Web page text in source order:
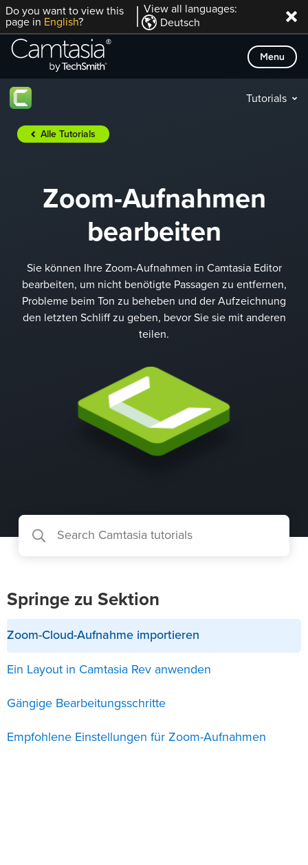
Direkt
zum
Inhalt
Do you want to view this
page in English?
View all languages:
Deutsch
Menu
Tutorials
Alle Tutorials
Zoom-Aufnahmen
bearbeiten
Sie können Ihre Zoom-Aufnahmen in Camtasia Editor
bearbeiten, um nicht benötigte Passagen zu entfernen,
Probleme beim Ton zu beheben und der Aufzeichnung
den letzten Schliff zu geben, bevor Sie sie mit anderen
teilen.
Springe zu Sektion
Zoom-Cloud-Aufnahme importieren
Ein Layout in Camtasia Rev anwenden
Gängige Bearbeitungsschritte
Empfohlene Einstellungen für Zoom-Aufnahmen